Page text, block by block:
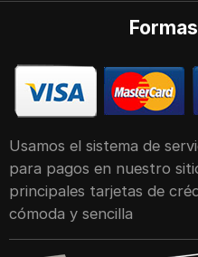
Usamos el sistema de
para pagos en nuestro
principales tarjetas de
cómoda y sencilla